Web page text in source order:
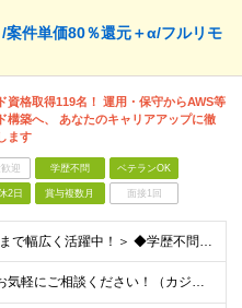
件単価80％還元＋α/フルリモ
資格取得119名！ 運用・保守からAWS等
構築へ、 あなたのキャリアアップに徹
ます
迎 学歴不問 ベテランOK
2日 賞与複数月 面接1回
＜20代～50代まで幅広く活躍中！＞ ◆学歴不問 ◆何らかのインフラ関連の実務経験 ★経験年数不問/運用監視レベルも歓迎 ＜こんな方は大歓迎！＞ ◎今の収入に不満がある ◎もっと上流の案件で活躍した
給与についてお気軽にご相談ください！（カジュアル面談可能） 月給35万円～＋各種手当＋賞与2回 ※固定残業代は、時間外労働の有無に関わらず40時間分を87,500円～支給 ※超過分は別途支給 ※試用